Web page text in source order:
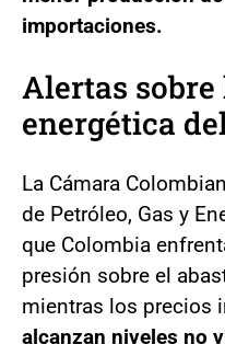
importaciones.
Alertas
energética
La Cámara
de Petróleo, Gas y
que Colombia
presión sobre el
mientras los precios
alcanzan niveles no